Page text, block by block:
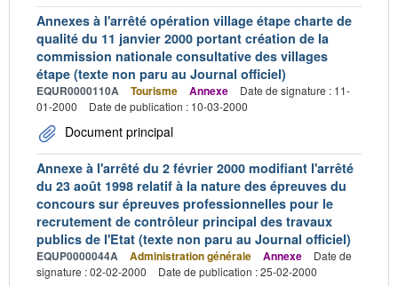
Annexes à l'arrêté opération village étape charte de
qualité du 11 janvier 2000 portant création de la
commission nationale consultative des villages
étape (texte non paru au Journal officiel)
EQUR0000110A Tourisme Annexe
Date de signature : 11-
01-2000
Date de publication : 10-03-2000
Document principal
Annexe à l'arrêté du 2 février 2000 modifiant l'arrêté
du 23 août 1998 relatif à la nature des épreuves du
concours sur épreuves professionnelles pour le
recrutement de contrôleur principal des travaux
publics de l'Etat (texte non paru au Journal officiel)
EQUP0000044A Administration générale Annexe
Date de
signature : 02-02-2000
Date de publication : 25-02-2000